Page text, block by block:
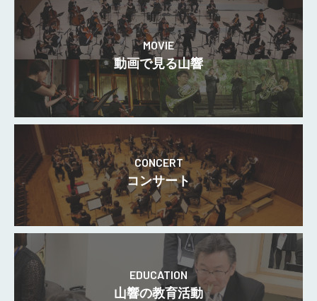
MOVIE
動画で見る山響
CONCERT
コンサート
EDUCATION
山響の教育活動